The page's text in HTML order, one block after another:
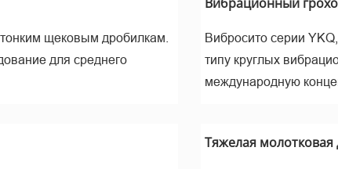
щековым дробилкам.
для среднего
Вибросито серии
типу круглых
международную
Тяжелая молотковая